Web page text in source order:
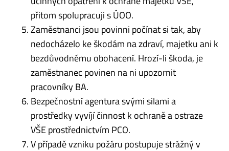
přitom spolupracuji s ÚOO.
Zaměstnanci jsou povinni počínat si tak, aby
nedocházelo ke škodám na zdraví, majetku ani k
bezdůvodnému obohacení. Hrozí-li škoda, je
zaměstnanec povinen na ni upozornit
pracovníky BA.
Bezpečnostní agentura svými silami a
prostředky vyvíjí činnost k ochraně a ostraze
VŠE prostřednictvím PCO.
V případě vzniku požáru postupuje strážný v